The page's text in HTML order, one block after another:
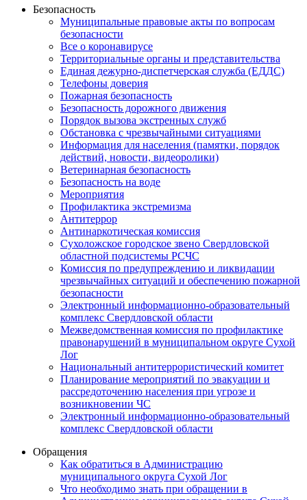
Безопасность
Муниципальные правовые акты по вопросам
безопасности
Все о коронавирусе
Территориальные органы и представительства
Единая дежурно-диспетчерская служба (ЕДДС)
Телефоны доверия
Пожарная безопасность
Безопасность дорожного движения
Порядок вызова экстренных служб
Обстановка с чрезвычайными ситуациями
Информация для населения (памятки, порядок
действий, новости, видеоролики)
Ветеринарная безопасность
Безопасность на воде
Мероприятия
Профилактика экстремизма
Антитеррор
Антинаркотическая комиссия
Сухоложское городское звено Свердловской
областной подсистемы РСЧС
Комиссия по предупреждению и ликвидации
чрезвычайных ситуаций и обеспечению пожарной
безопасности
Электронный информационно-образовательный
комплекс Cвердловской области
Межведомственная комиссия по профилактике
правонарушений в муниципальном округе Сухой
Лог
Национальный антитеррористический комитет
Планирование мероприятий по эвакуации и
рассредоточению населения при угрозе и
возникновении ЧС
Электронный информационно-образовательный
комплекс Свердловской области
Обращения
Как обратиться в Администрацию
муниципального округа Сухой Лог
Что необходимо знать при обращении в